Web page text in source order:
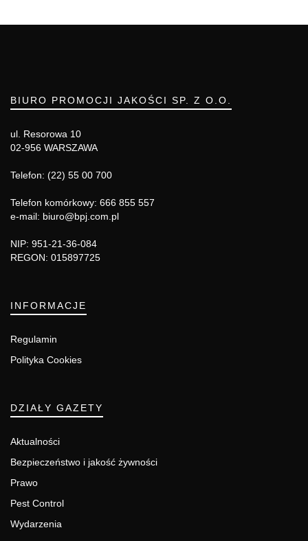
BIURO PROMOCJI JAKOŚCI SP. Z O.O.
ul. Resorowa 10
02-956 WARSZAWA
Telefon: (22) 55 00 700
Telefon komórkowy: 666 855 557
e-mail: biuro@bpj.com.pl
NIP: 951-21-36-084
REGON: 015897725
INFORMACJE
Regulamin
Polityka Cookies
DZIAŁY GAZETY
Aktualności
Bezpieczeństwo i jakość żywności
Prawo
Pest Control
Wydarzenia